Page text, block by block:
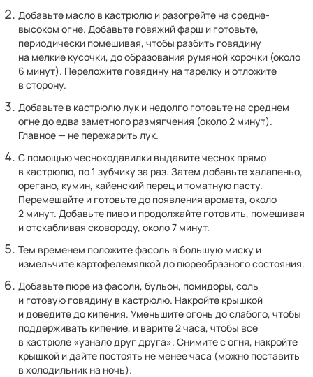
Добавьте масло в кастрюлю и разогрейте на средне-
высоком огне. Добавьте говяжий фарш и готовьте,
периодически помешивая, чтобы разбить говядину
на мелкие кусочки, до образования румяной корочки (около
6 минут). Переложите говядину на тарелку и отложите
в сторону.
Добавьте в кастрюлю лук и недолго готовьте на среднем
огне до едва заметного размягчения (около 2 минут).
Главное — не пережарить лук.
С помощью чеснокодавилки выдавите чеснок прямо
в кастрюлю, по 1 зубчику за раз. Затем добавьте халапеньо,
орегано, кумин, кайенский перец и томатную пасту.
Перемешайте и готовьте до появления аромата, около
2 минут. Добавьте пиво и продолжайте готовить, помешивая
и отскабливая сковороду, около 7 минут.
Тем временем положите фасоль в большую миску и
измельчите картофелемялкой до пюреобразного состояния.
Добавьте пюре из фасоли, бульон, помидоры, соль
и готовую говядину в кастрюлю. Накройте крышкой
и доведите до кипения. Уменьшите огонь до слабого, чтобы
поддерживать кипение, и варите 2 часа, чтобы всё
в кастрюле «узнало друг друга». Снимите с огня, накройте
крышкой и дайте постоять не менее часа (можно поставить
в холодильник на ночь).